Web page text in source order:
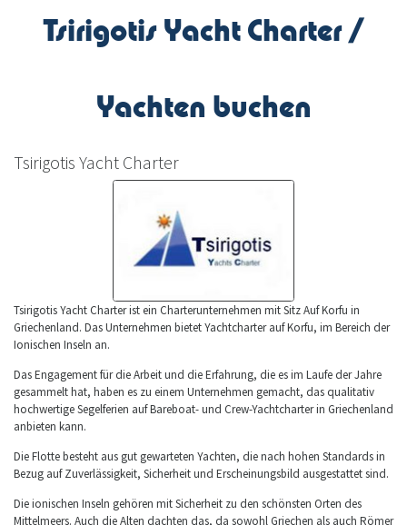
Tsirigotis Yacht Charter /
Yachten buchen
Tsirigotis Yacht Charter
Tsirigotis Yacht Charter ist ein Charterunternehmen mit Sitz Auf Korfu in
Griechenland. Das Unternehmen bietet Yachtcharter auf Korfu, im Bereich der
Ionischen Inseln an.
Das Engagement für die Arbeit und die Erfahrung, die es im Laufe der Jahre
gesammelt hat, haben es zu einem Unternehmen gemacht, das qualitativ
hochwertige Segelferien auf Bareboat- und Crew-Yachtcharter in Griechenland
anbieten kann.
Die Flotte besteht aus gut gewarteten Yachten, die nach hohen Standards in
Bezug auf Zuverlässigkeit, Sicherheit und Erscheinungsbild ausgestattet sind.
Die ionischen Inseln gehören mit Sicherheit zu den schönsten Orten des
Mittelmeers. Auch die Alten dachten das, da sowohl Griechen als auch Römer